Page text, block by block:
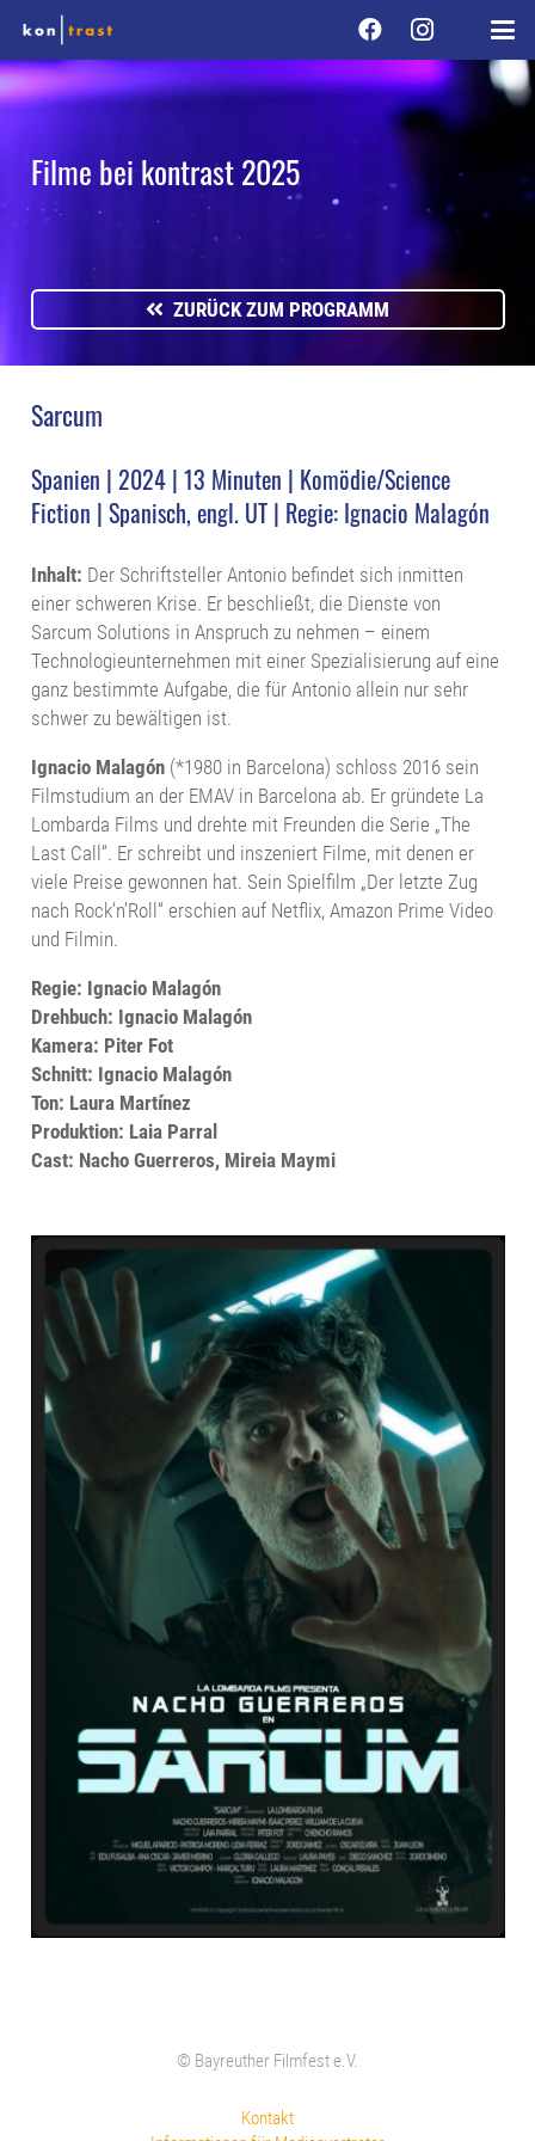
Filme bei kontrast 2025
ZURÜCK ZUM PROGRAMM
Sarcum
Spanien | 2024 | 13 Minuten | Komödie/Science
Fiction | Spanisch, engl. UT | Regie: Ignacio Malagón
Inhalt: Der Schriftsteller Antonio befindet sich inmitten
einer schweren Krise. Er beschließt, die Dienste von
Sarcum Solutions in Anspruch zu nehmen – einem
Technologieunternehmen mit einer Spezialisierung auf eine
ganz bestimmte Aufgabe, die für Antonio allein nur sehr
schwer zu bewältigen ist.
Ignacio Malagón(*1980 in Barcelona) schloss 2016 sein
Filmstudium an der EMAV in Barcelona ab. Er gründete La
Lombarda Films und drehte mit Freunden die Serie „The
Last Call“. Er schreibt und inszeniert Filme, mit denen er
viele Preise gewonnen hat. Sein Spielfilm „Der letzte Zug
nach Rock’n’Roll“ erschien auf Netflix, Amazon Prime Video
und Filmin.
Regie: Ignacio Malagón
Drehbuch: Ignacio Malagón
Kamera: Piter Fot
Schnitt: Ignacio Malagón
Ton: Laura Martínez
Produktion: Laia Parral
Cast: Nacho Guerreros, Mireia Maymi
© Bayreuther Filmfest e.V.
Kontakt